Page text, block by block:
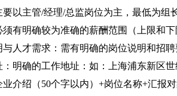
要以主管/经理/总监岗位为主，最低为组
有明确较为准确的薪酬范围（上限和下
人才需求：需有明确的岗位说明和招聘
：明确的工作地址：如：上海浦东新区
业介绍（50个字以内）+岗位名称+汇报